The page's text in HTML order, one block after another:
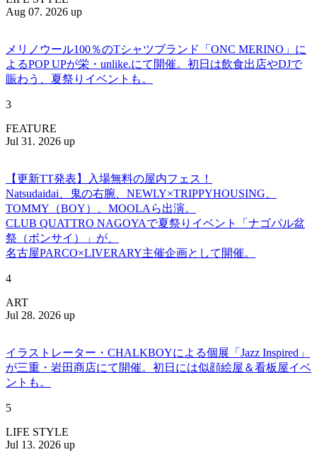
Aug 07. 2026 up
メリノウール100％のTシャツブランド「ONC MERINO」に
よるPOP UPが栄・unlike.にて開催。初日は飲食出店やDJで
賑わう、夏祭りイベントも。
3
FEATURE
Jul 31. 2026 up
【更新TT発表】入場無料の屋内フェス！
Natsudaidai、鬼の右腕、NEWLY×TRIPPYHOUSING、
TOMMY（BOY）、MOOLAら出演。
CLUB QUATTRO NAGOYAで夏祭りイベント「ナゴパル盆
祭（ボンサイ）」が、
名古屋PARCO×LIVERARY主催企画として開催。
4
ART
Jul 28. 2026 up
イラストレーター・CHALKBOYによる個展「Jazz Inspired」
が三重・岩田商店にて開催。初日には似顔絵屋＆看板屋イベ
ントも。
5
LIFE STYLE
Jul 13. 2026 up